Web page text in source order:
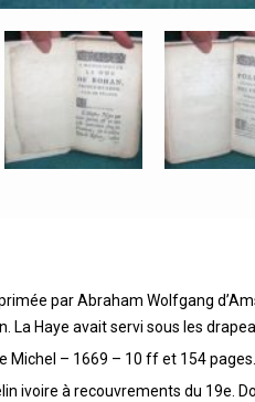
par Abraham Wolfgang
La Haye avait servi sous les
Michel – 1669 – 10 ff et 154
ivoire à recouvrements du 19e.